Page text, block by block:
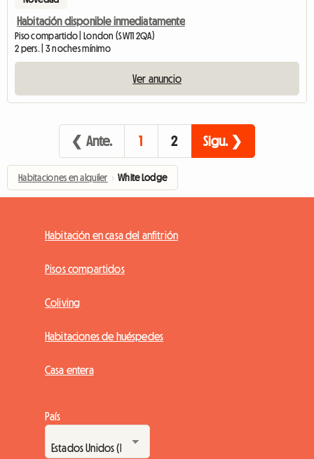
Habitación disponible inmediatamente
Piso compartido | London (SW11 2QA)
2 pers. | 3 noches mínimo
Ver anuncio
❮ Ante. 1 2 Sigu. ❯
Habitaciones en alquiler › White Lodge
Habitación en casa del anfitrión
Pisos compartidos
Coliving
Habitaciones de huéspedes
Casa entera
País